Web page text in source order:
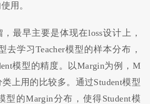
用。
最早主要是体现在loss设计上，
去学习Teacher模型的样本分布，
模型的精度。以Margin为例，M
上用的比较多。通过Student模型
型的Margin分布，使得Student模